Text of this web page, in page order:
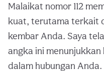
Malaikat nomor 112
kuat, terutama terkait
kembar Anda. Saya
angka ini
dalam hubungan